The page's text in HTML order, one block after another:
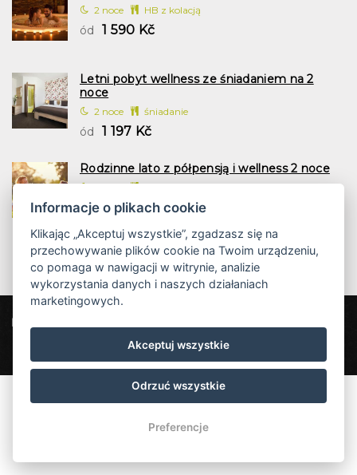
2 noce HB z kolacją
ód 1 590 Kč
Letni pobyt wellness ze śniadaniem na 2
noce
2 noce śniadanie
ód 1 197 Kč
Rodzinne lato z półpensją i wellness 2 noce
2 noce HB z kolacją
ód 1 958 Kč
+420 777 855 199
Informacje o plikach cookie
Klikając „Akceptuj wszystkie”, zgadzasz się na
przechowywanie plików cookie na Twoim urządzeniu,
co pomaga w nawigacji w witrynie, analizie
wykorzystania danych i naszych działaniach
marketingowych.
Akceptuj wszystkie
Odrzuć wszystkie
Preferencje